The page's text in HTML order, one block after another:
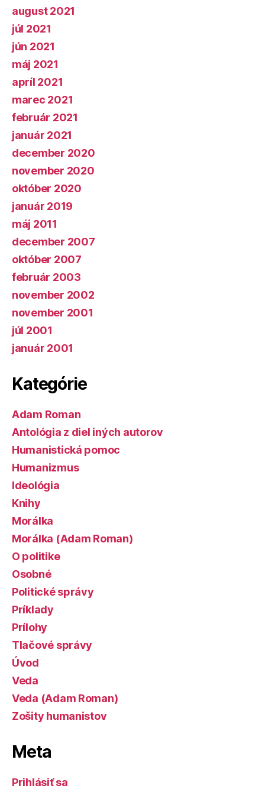
august 2021
júl 2021
jún 2021
máj 2021
apríl 2021
marec 2021
február 2021
január 2021
december 2020
november 2020
október 2020
január 2019
máj 2011
december 2007
október 2007
február 2003
november 2002
november 2001
júl 2001
január 2001
Kategórie
Adam Roman
Antológia z diel iných autorov
Humanistická pomoc
Humanizmus
Ideológia
Knihy
Morálka
Morálka (Adam Roman)
O politike
Osobné
Politické správy
Príklady
Prílohy
Tlačové správy
Úvod
Veda
Veda (Adam Roman)
Zošity humanistov
Meta
Prihlásiť sa